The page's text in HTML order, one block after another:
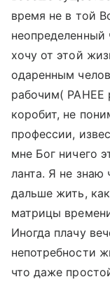
время не в той
неопределенный
хочу от этой
одаренным
рабоч­им( РАНЕЕ
коробит, не
профессии,
мне Бог ничего
ланта. Я не знаю
дальше жить,
матрицы
Иногда пл­ачу
непотребности
что даже